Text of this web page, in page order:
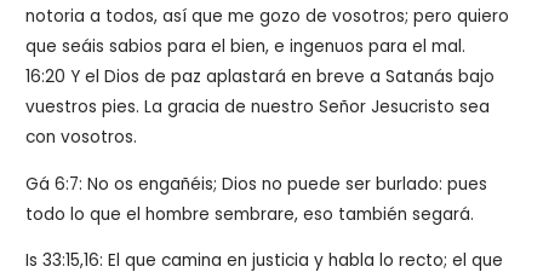
notoria a todos, así que me gozo de vosotros; pero quiero
que seáis sabios para el bien, e ingenuos para el mal.
16:20 Y el Dios de paz aplastará en breve a Satanás bajo
vuestros pies. La gracia de nuestro Señor Jesucristo sea
con vosotros.
Gá 6:7: No os engañéis; Dios no puede ser burlado: pues
todo lo que el hombre sembrare, eso también segará.
Is 33:15,16: El que camina en justicia y habla lo recto; el que